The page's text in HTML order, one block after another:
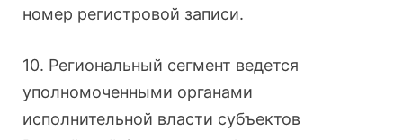
номер регистровой записи.
10. Региональный сегмент ведется
уполномоченными органами
исполнительной власти субъектов